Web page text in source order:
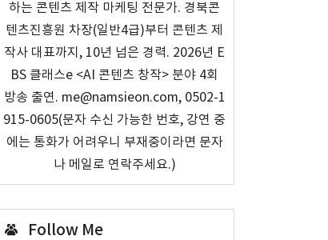
하는 콘텐츠 제작 마케팅 전문가. 경북콘
텐츠진흥원 차장(일반4급)부터 콘텐츠 제
작사 대표까지, 10년 넘은 경력. 2026년 E
BS 클래스e <AI 콘텐츠 창작> 분야 4회
방송 출연. me@namsieon.com, 0502-1
915-0605(문자 수신 가능한 번호, 강연 중
에는 통화가 어려우니 부재중이라면 문자
나 메일로 연락주세요.)
Follow Me